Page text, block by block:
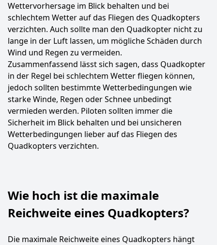
Wettervorhersage im Blick behalten und bei
schlechtem Wetter auf das Fliegen des Quadkopters
verzichten. Auch sollte man den Quadkopter nicht zu
lange in der Luft lassen, um mögliche Schäden durch
Wind und Regen zu vermeiden.
Zusammenfassend lässt sich sagen, dass Quadkopter
in der Regel bei schlechtem Wetter fliegen können,
jedoch sollten bestimmte Wetterbedingungen wie
starke Winde, Regen oder Schnee unbedingt
vermieden werden. Piloten sollten immer die
Sicherheit im Blick behalten und bei unsicheren
Wetterbedingungen lieber auf das Fliegen des
Quadkopters verzichten.
Wie hoch ist die maximale
Reichweite eines Quadkopters?
Die maximale Reichweite eines Quadkopters hängt